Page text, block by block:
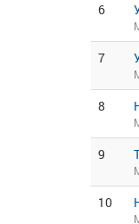
6
7
8
9
10